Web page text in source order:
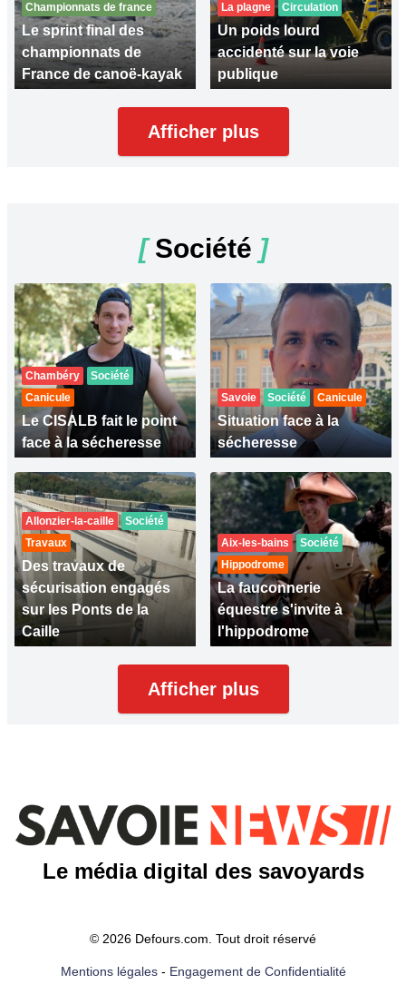
Championnats de france
Le sprint final des
championnats de
France de canoë-kayak
La plagne Circulation
Un poids lourd
accidenté sur la voie
publique
Afficher plus
[Société ]
Chambéry
Société
Canicule
Le CISALB fait le point
face à la sécheresse
Savoie Société Canicule
Situation face à la
sécheresse
Allonzier-la-caille
Société
Travaux
Des travaux de
sécurisation engagés
sur les Ponts de la
Caille
Aix-les-bains
Société
Hippodrome
La fauconnerie
équestre s'invite à
l'hippodrome
Afficher plus
Le média digital des savoyards
© 2026 Defours.com. Tout droit réservé
Mentions légales- Engagement de Confidentialité